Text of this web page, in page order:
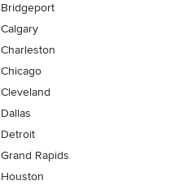
Bridgeport
Calgary
Charleston
Chicago
Cleveland
Dallas
Detroit
Grand Rapids
Houston